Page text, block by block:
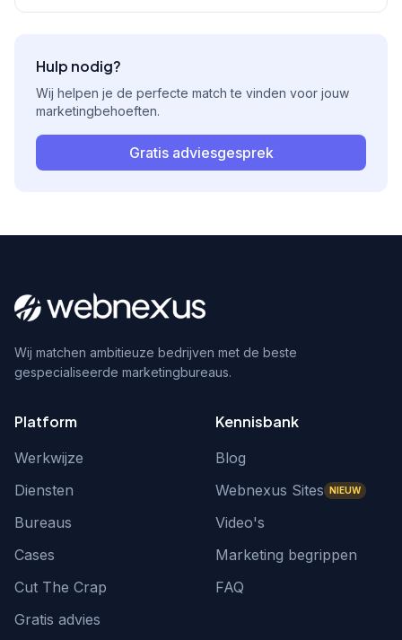
Hulp nodig?
Wij helpen je de perfecte match te vinden voor jouw
marketingbehoeften.
Gratis adviesgesprek
Wij matchen ambitieuze bedrijven met de beste
gespecialiseerde marketingbureaus.
Platform
Werkwijze
Diensten
Bureaus
Cases
Cut The Crap
Gratis advies
Kennisbank
Blog
Webnexus Sites NIEUW
Video's
Marketing begrippen
FAQ